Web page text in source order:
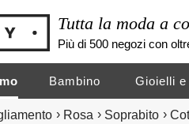
Tutta la moda a
Più di 500 negozi con
Bambino Gioielli
› Rosa › Soprabito ›